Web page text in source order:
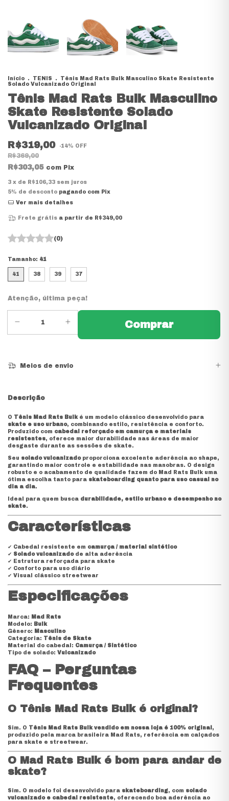
Início . TENIS .
Tênis Mad Rats Bulk Masculino Skate Resistente
Solado Vulcanizado Original
Tênis Mad Rats Bulk Masculino
Skate Resistente Solado
Vulcanizado Original
R$319,00 -14% OFF
R$369,00
R$303,05 com Pix
3 x de R$106,33 sem juros
5% de desconto pagando com Pix
Ver mais detalhes
Frete grátis a partir de R$349,00
(0)
Tamanho: 41
41 38 39 37
Atenção, última peça!
Meios de envio
Descrição
O Tênis Mad Rats Bulké um modelo clássico desenvolvido para
skate e uso urbano, combinando estilo, resistência e conforto.
Produzido com cabedal reforçado em camurça e materiais
resistentes, oferece maior durabilidade nas áreas de maior
desgaste durante as sessões de skate.
Seu solado vulcanizadoproporciona excelente aderência ao shape,
garantindo maior controle e estabilidade nas manobras. O design
robusto e o acabamento de qualidade fazem do Mad Rats Bulk uma
ótima escolha tanto para skateboarding quanto para uso casual no
dia a dia.
Ideal para quem busca durabilidade, estilo urbano e desempenho no
skate.
Características
✔ Cabedal resistente em camurça / material sintético
✔ Solado vulcanizadode alta aderência
✔ Estrutura reforçada para skate
✔ Conforto para uso diário
✔ Visual clássico streetwear
Especificações
Marca:
Mad Rats
Modelo:
Bulk
Gênero:
Masculino
Categoria: Tênis de Skate
Material do cabedal: Camurça / Sintético
Tipo de solado: Vulcanizado
FAQ – Perguntas
Frequentes
O Tênis Mad Rats Bulk é original?
Sim. O Tênis Mad Rats Bulk vendido em nossa loja é 100% original ,
produzido pela marca brasileira Mad Rats, referência em calçados
para skate e streetwear.
O Mad Rats Bulk é bom para andar de
skate?
Sim. O modelo foi desenvolvido para skateboarding, com solado
vulcanizado e cabedal resistente, oferecendo boa aderência ao